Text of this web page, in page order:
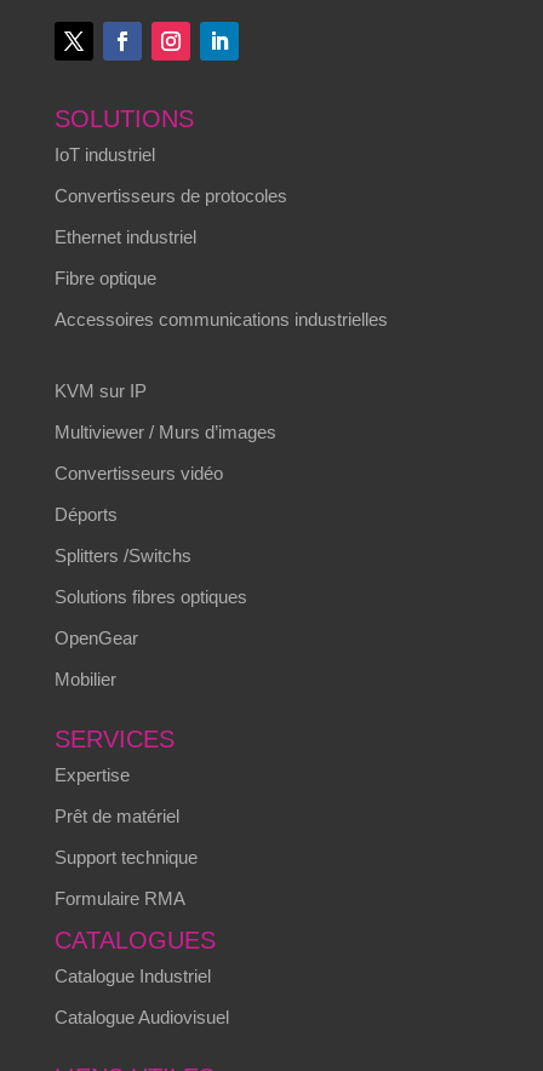
SOLUTIONS
IoT industriel
Convertisseurs de protocoles
Ethernet industriel
Fibre optique
Accessoires communications industrielles
KVM sur IP
Multiviewer / Murs d’images
Convertisseurs vidéo
Déports
Splitters /Switchs
Solutions fibres optiques
OpenGear
Mobilier
SERVICES
Expertise
Prêt de matériel
Support technique
Formulaire RMA
CATALOGUES
Catalogue Industriel
Catalogue Audiovisuel